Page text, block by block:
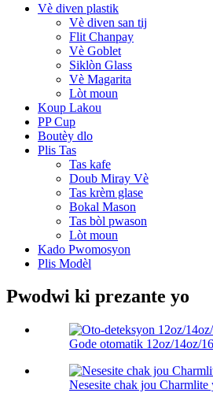
Vè diven plastik
Vè diven san tij
Flit Chanpay
Vè Goblet
Siklòn Glass
Vè Magarita
Lòt moun
Koup Lakou
PP Cup
Boutèy dlo
Plis Tas
Tas kafe
Doub Miray Vè
Tas krèm glase
Bokal Mason
Tas bòl pwason
Lòt moun
Kado Pwomosyon
Plis Modèl
Pwodwi ki prezante yo
Gode ​​otomatik 12oz/14oz/
Nesesite chak jou Charmlite